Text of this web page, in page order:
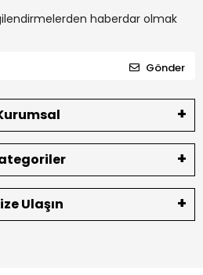
haberdar olmak
Gönder
Ulaşın